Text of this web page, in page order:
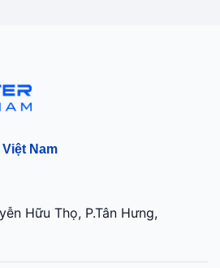
Nam
Hữu Thọ, P.Tân Hưng,